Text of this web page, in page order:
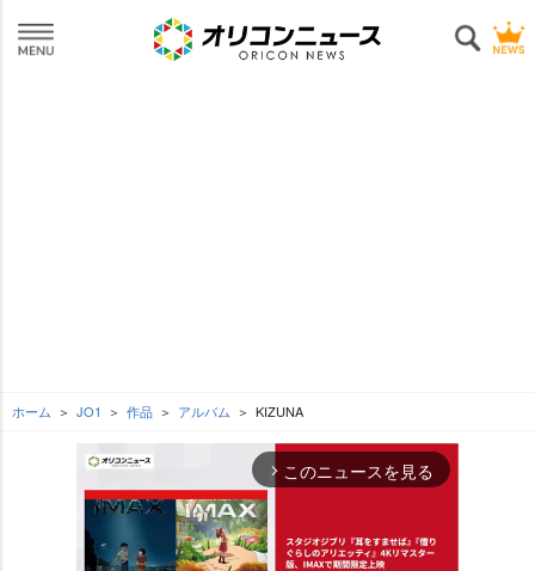
ホーム JO1 作品 アルバム KIZUNA
arrow_forward_ios このニュースを見る